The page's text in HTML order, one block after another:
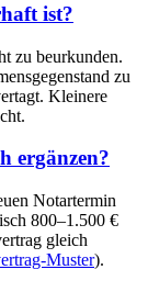
ist?
zu beurkunden.
zu
Kleinere
ergänzen?
Notartermin
800–1.500 €
gleich
Muster).